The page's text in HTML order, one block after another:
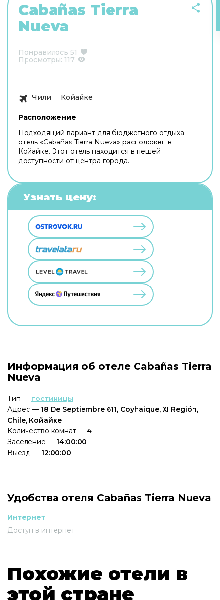
Cabañas Tierra
Nueva
Понравилось 51
Просмотры: 117
Чили Койайке
Расположение
Подходящий вариант для бюджетного отдыха —
отель «Cabañas Tierra Nueva» расположен в
Койайке. Этот отель находится в пешей
доступности от центра города.
Узнать цену:
Информация об отеле Cabañas Tierra
Nueva
Тип — гостиницы
Адрес — 18 De Septiembre 611, Coyhaique, XI Región,
Chile, Койайке
Количество комнат — 4
Заселение — 14:00:00
Выезд — 12:00:00
Удобства отеля Cabañas Tierra Nueva
Интернет
Доступ в интернет
Похожие отели в
этой стране